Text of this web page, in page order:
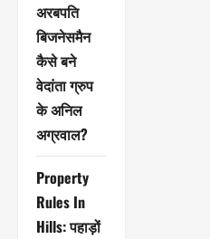
अरबपति
बिजनेसमैन
कैसे बने
वेदांता ग्रुप
के अनिल
अग्रवाल?
Property
Rules In
Hills: पहाड़ों